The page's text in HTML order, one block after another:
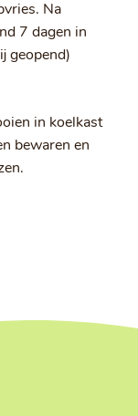
Na
7 dagen in
geopend)
in koelkast
bewaren en